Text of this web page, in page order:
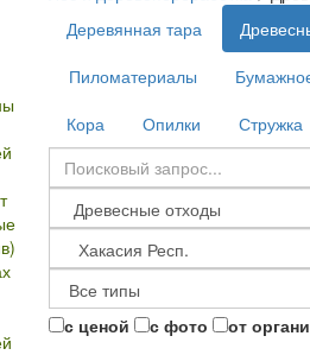
Деревянная тара
Пиломатериалы
Кора
Опилки Стружка
с ценой с фото от